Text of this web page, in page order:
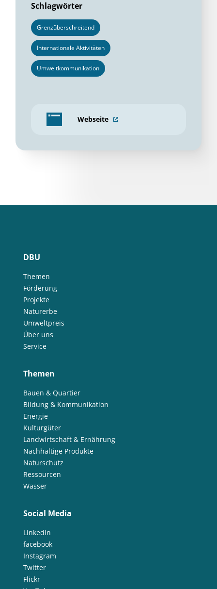
Schlagwörter
Grenzüberschreitend
Internationale Aktivitäten
Umweltkommunikation
Webseite
DBU
Themen
Förderung
Projekte
Naturerbe
Umweltpreis
Über uns
Service
Themen
Bauen & Quartier
Bildung & Kommunikation
Energie
Kulturgüter
Landwirtschaft & Ernährung
Nachhaltige Produkte
Naturschutz
Ressourcen
Wasser
Social Media
LinkedIn
facebook
Instagram
Twitter
Flickr